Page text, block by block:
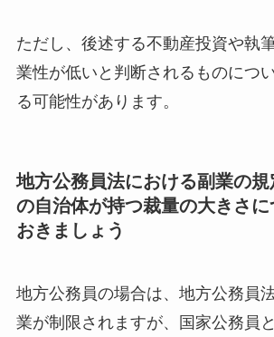
ただし、後述する不動産投資や執
業性が低いと判断されるものにつ
る可能性があります。
地方公務員法における副業の
の自治体が持つ裁量の大きさ
おきましょう
地方公務員の場合は、地方公務員
業が制限されますが、国家公務員